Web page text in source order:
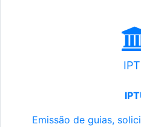
Emissão de guias,